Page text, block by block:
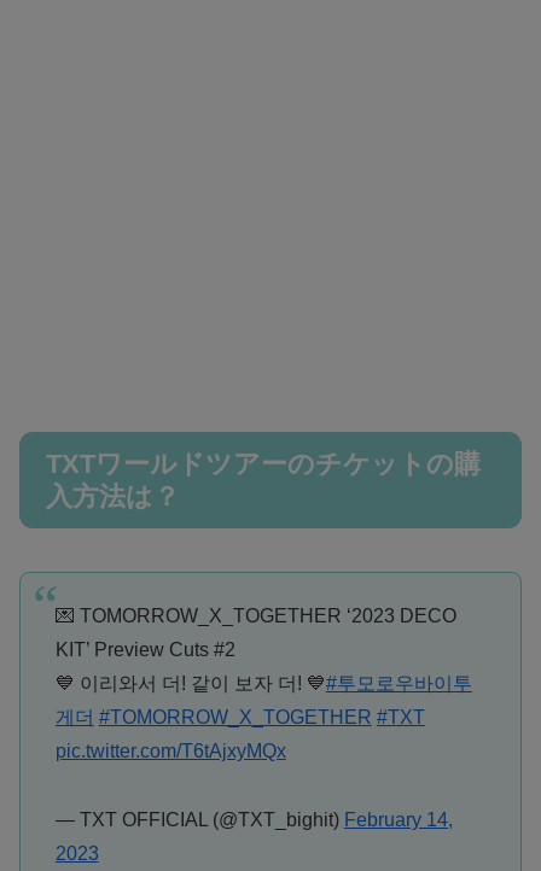
TXTワールドツアーのチケットの購
入方法は？
💌 TOMORROW_X_TOGETHER ‘2023 DECO
KIT’ Preview Cuts #2
💙 이리와서 더! 같이 보자 더! 💙#투모로우바이투
게더 #TOMORROW_X_TOGETHER #TXT
pic.twitter.com/T6tAjxyMQx
— TXT OFFICIAL (@TXT_bighit) February 14,
2023